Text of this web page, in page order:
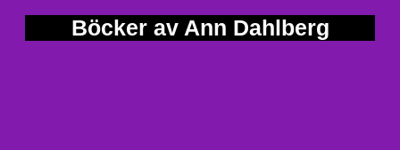
Böcker av Ann Dahlberg